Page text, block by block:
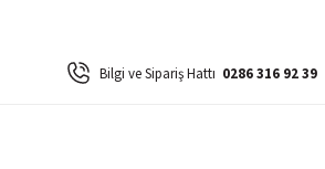
Bilgi ve Sipariş Hattı 0286 316 92 39